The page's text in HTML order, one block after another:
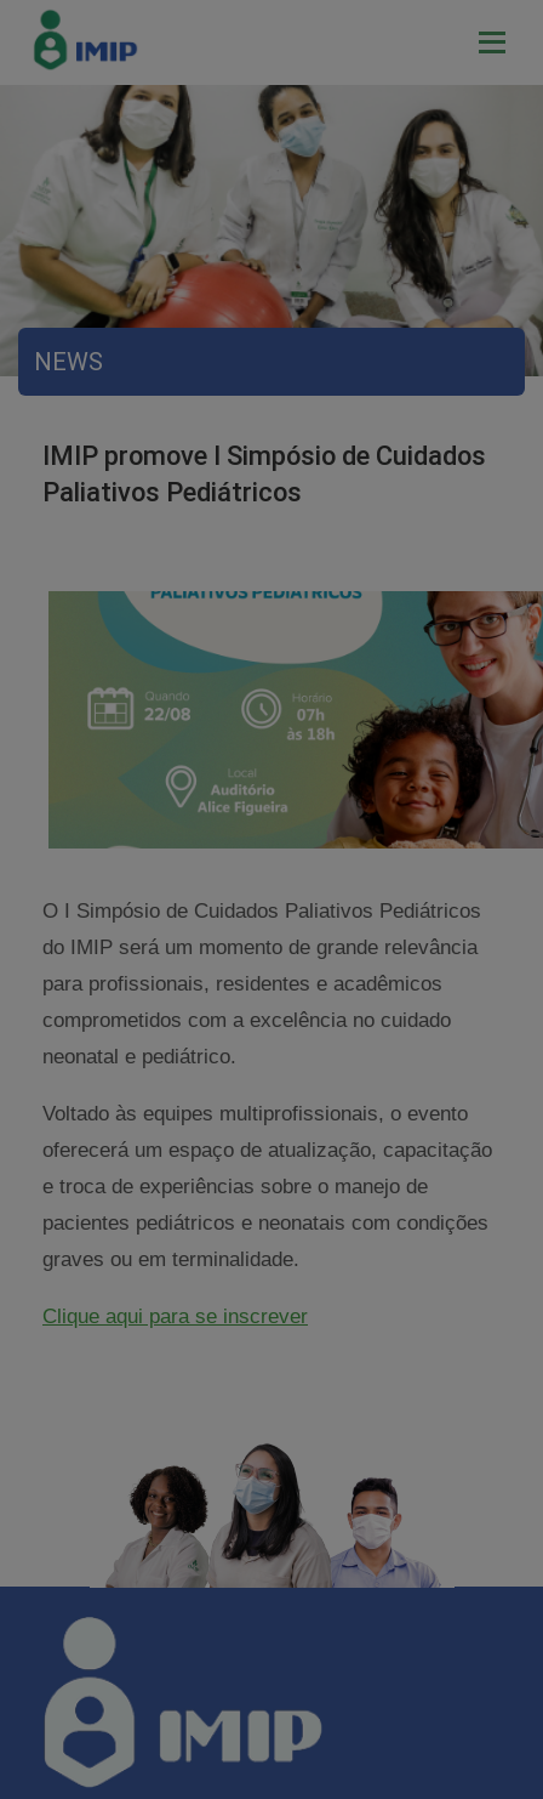
NEWS
IMIP promove I Simpósio de Cuidados
Paliativos Pediátricos
O I Simpósio de Cuidados Paliativos Pediátricos
do IMIP será um momento de grande relevância
para profissionais, residentes e acadêmicos
comprometidos com a excelência no cuidado
neonatal e pediátrico.
Voltado às equipes multiprofissionais, o evento
oferecerá um espaço de atualização, capacitação
e troca de experiências sobre o manejo de
pacientes pediátricos e neonatais com condições
graves ou em terminalidade.
Clique aqui para se inscrever